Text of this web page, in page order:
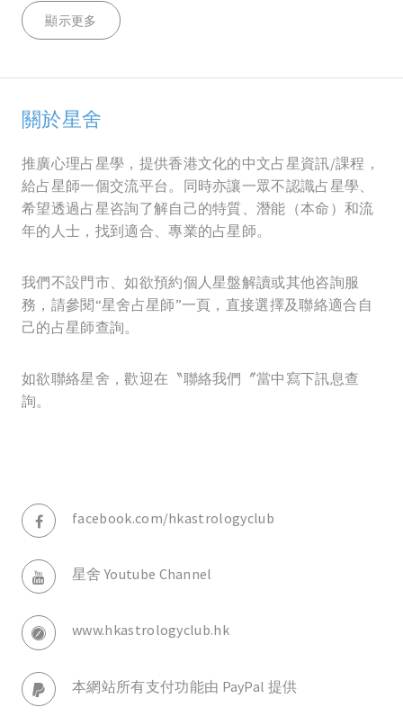
顯示更多
關於星舍
推廣心理占星學，提供香港文化的中文占星資訊/課程，
給占星師一個交流平台。同時亦讓一眾不認識占星學、
希望透過占星咨詢了解自己的特質、潛能（本命）和流
年的人士，找到適合、專業的占星師。
我們不設門市、如欲預約個人星盤解讀或其他咨詢服
務，請參閱“星舍占星師”一頁，直接選擇及聯絡適合自
己的占星師查詢。
如欲聯絡星舍，歡迎在〝聯絡我們〞當中寫下訊息查
詢。
facebook.com/hkastrologyclub
星舍 Youtube Channel
www.hkastrologyclub.hk
本網站所有支付功能由 PayPal 提供